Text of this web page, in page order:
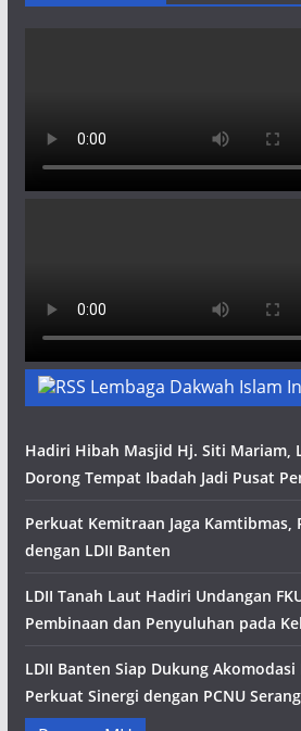
Lembaga Dakwah Islam
Hadiri Hibah Masjid Hj. Siti Mariam,
Dorong Tempat Ibadah Jadi Pusat
Perkuat Kemitraan Jaga
dengan LDII Banten
LDII Tanah Laut Hadiri Undangan
Pembinaan dan Penyuluhan pada
LDII Banten Siap Dukung
Perkuat Sinergi dengan PCNU Serang